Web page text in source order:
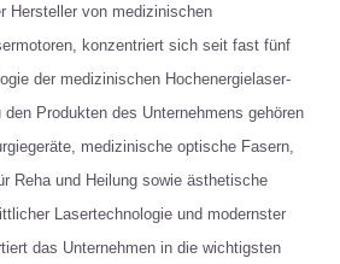
Hersteller von medizinischen
konzentriert sich seit fast fünf
der medizinischen Hochenergielaser-
den Produkten des Unternehmens gehören
medizinische optische Fasern,
Reha und Heilung sowie ästhetische
Lasertechnologie und modernster
das Unternehmen in die wichtigsten